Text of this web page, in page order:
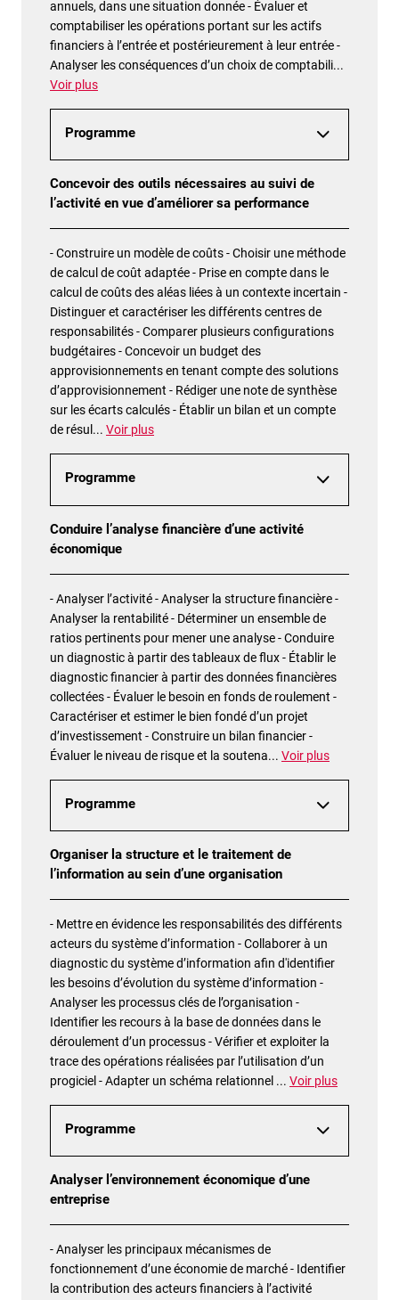
annuels, dans une situation donnée - Évaluer et
comptabiliser les opérations portant sur les actifs
financiers à l’entrée et postérieurement à leur entrée -
Analyser les conséquences d’un choix de comptabili...
Voir plus
Programme
Concevoir des outils nécessaires au suivi de
l’activité en vue d’améliorer sa performance
- Construire un modèle de coûts - Choisir une méthode
de calcul de coût adaptée - Prise en compte dans le
calcul de coûts des aléas liées à un contexte incertain -
Distinguer et caractériser les différents centres de
responsabilités - Comparer plusieurs configurations
budgétaires - Concevoir un budget des
approvisionnements en tenant compte des solutions
d’approvisionnement - Rédiger une note de synthèse
sur les écarts calculés - Établir un bilan et un compte
de résul ... Voir plus
Programme
Conduire l’analyse financière d’une activité
économique
- Analyser l’activité - Analyser la structure financière -
Analyser la rentabilité - Déterminer un ensemble de
ratios pertinents pour mener une analyse - Conduire
un diagnostic à partir des tableaux de flux - Établir le
diagnostic financier à partir des données financières
collectées - Évaluer le besoin en fonds de roulement -
Caractériser et estimer le bien fondé d’un projet
d’investissement - Construire un bilan financier -
Évaluer le niveau de risque et la soutena... Voir plus
Programme
Organiser la structure et le traitement de
l’information au sein d’une organisation
- Mettre en évidence les responsabilités des différents
acteurs du système d’information - Collaborer à un
diagnostic du système d’information afin d'identifier
les besoins d’évolution du système d’information -
Analyser les processus clés de l’organisation -
Identifier les recours à la base de données dans le
déroulement d’un processus - Vérifier et exploiter la
trace des opérations réalisées par l’utilisation d’un
progiciel - Adapter un schéma relationnel ... Voir plus
Programme
Analyser l’environnement économique d’une
entreprise
- Analyser les principaux mécanismes de
fonctionnement d’une économie de marché - Identifier
la contribution des acteurs financiers à l’activité